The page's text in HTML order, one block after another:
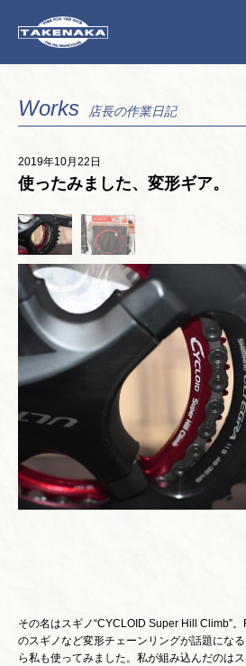
Works 店長の作業日記
2019年10月22日
使ったみました、変形ギア。
その名はスギノ“CYCLOID Super Hill Climb”
のスギノなど変形チェーンリングが話題にな
ら私も使ってみました。私が組み込んだのは